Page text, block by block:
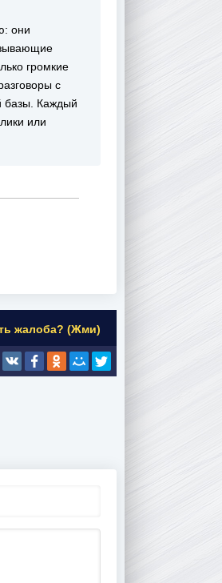
они
громкие
с
базы. Каждый
или
жалоба? (Жми)